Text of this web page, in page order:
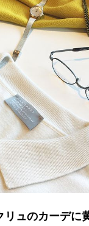
リュのカーデに